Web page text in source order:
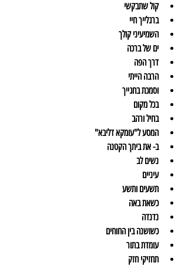
קול שתבקשי
ברגלייך חיי
השמיעיני קולך
ים של ברכה
דרך הפה
הרבה הייתי
וסמכת בחגייך
בכל מקום
בחיל ורהב
המסע ל"עומקא דליבא"
ב- את ביתך הקטנה
נשים לב
עיניים
תשעים ותשע
כשאת באה
נדנדה
כשושנה בין החוחים
עומדת בתור
תחזיקי חזק